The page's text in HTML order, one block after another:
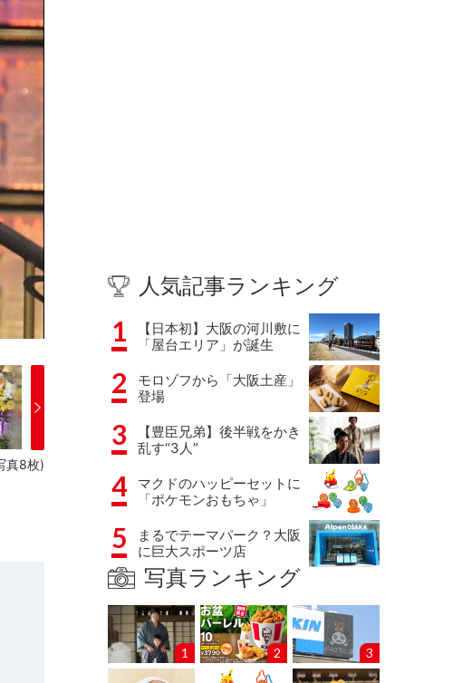
真8枚)
人気記事ランキング
1
【日本初】大阪の河川敷に
「屋台エリア」が誕生
2
モロゾフから「大阪土産」
登場
3
【豊臣兄弟】後半戦をかき
乱す“3人”
4
マクドのハッピーセットに
「ポケモンおもちゃ」
5
まるでテーマパーク？大阪
に巨大スポーツ店
写真ランキング
1 2 3